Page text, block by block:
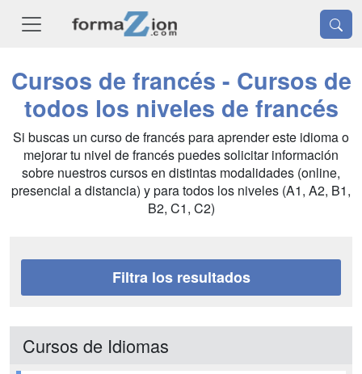
Cursos de francés - Cursos de
todos los niveles de francés
Si buscas un curso de francés para aprender este idioma o
mejorar tu nivel de francés puedes solicitar información
sobre nuestros cursos en distintas modalidades (online,
presencial a distancia) y para todos los niveles (A1, A2, B1,
B2, C1, C2)
Filtra los resultados
Cursos de Idiomas